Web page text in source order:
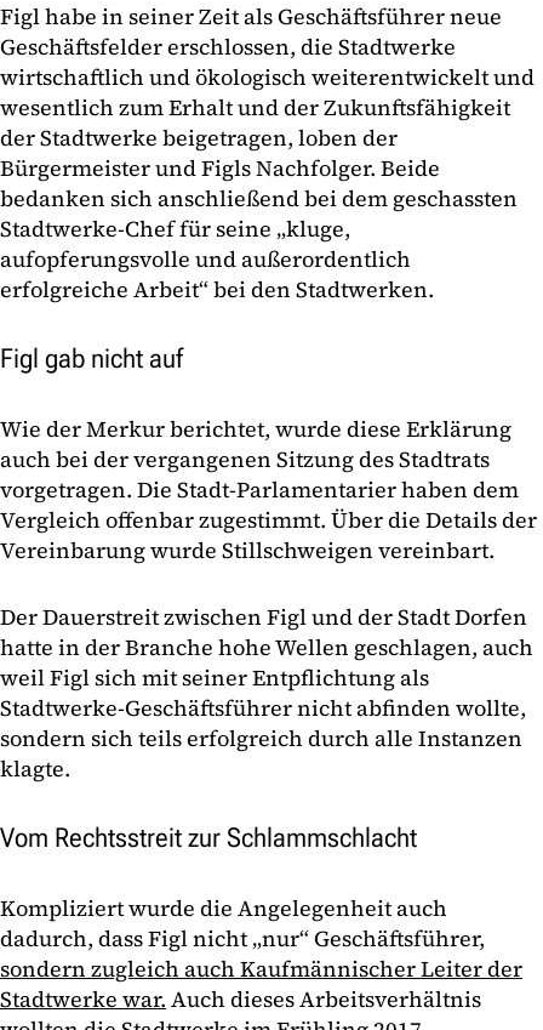
Figl habe in seiner Zeit als Geschäftsführer neue
Geschäftsfelder erschlossen, die Stadtwerke
wirtschaftlich und ökologisch weiterentwickelt und
wesentlich zum Erhalt und der Zukunftsfähigkeit
der Stadtwerke beigetragen, loben der
Bürgermeister und Figls Nachfolger. Beide
bedanken sich anschließend bei dem geschassten
Stadtwerke-Chef für seine „kluge,
aufopferungsvolle und außerordentlich
erfolgreiche Arbeit“ bei den Stadtwerken.
Figl gab nicht auf
Wie der Merkur berichtet, wurde diese Erklärung
auch bei der vergangenen Sitzung des Stadtrats
vorgetragen. Die Stadt-Parlamentarier haben dem
Vergleich offenbar zugestimmt. Über die Details der
Vereinbarung wurde Stillschweigen vereinbart.
Der Dauerstreit zwischen Figl und der Stadt Dorfen
hatte in der Branche hohe Wellen geschlagen, auch
weil Figl sich mit seiner Entpflichtung als
Stadtwerke-Geschäftsführer nicht abfinden wollte,
sondern sich teils erfolgreich durch alle Instanzen
klagte.
Vom Rechtsstreit zur Schlammschlacht
Kompliziert wurde die Angelegenheit auch
dadurch, dass Figl nicht „nur“ Geschäftsführer,
sondern zugleich auch Kaufmännischer Leiter der
Stadtwerke war. Auch dieses Arbeitsverhältnis